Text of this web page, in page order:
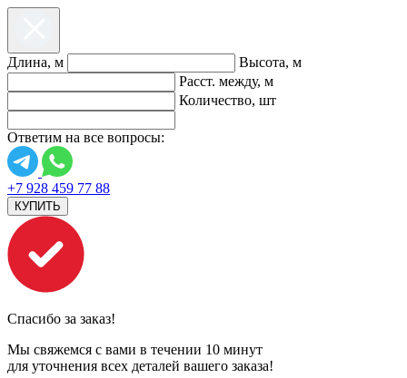
Длина, м
Высота, м
Расст. между, м
Количество, шт
Ответим на все вопросы:
+7 928 459 77 88
КУПИТЬ
Спасибо за заказ!
Мы свяжемся с вами в течении 10 минут
для уточнения всех деталей вашего заказа!